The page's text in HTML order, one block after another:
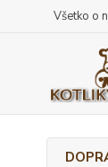
Všetko o